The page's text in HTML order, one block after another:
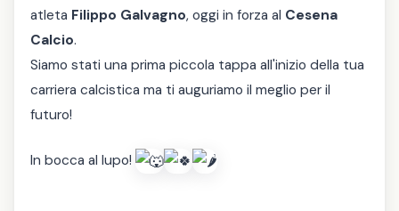
atleta Filippo Galvagno, oggi in forza al Cesena
Calcio.
Siamo stati una prima piccola tappa all'inizio della tua
carriera calcistica ma ti auguriamo il meglio per il
futuro!
In bocca al lupo!